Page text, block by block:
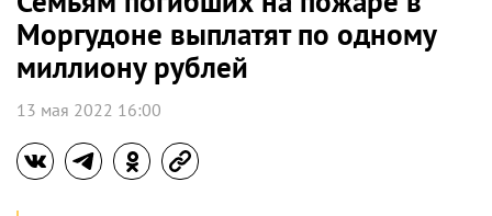
Моргудоне выплатят по одному
миллиону рублей
13 мая 2022 16:00